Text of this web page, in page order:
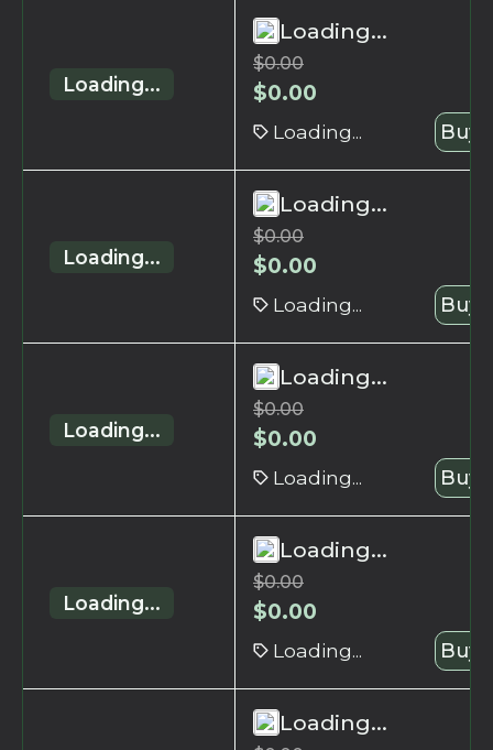
Loading...
Loading...
$0.00
$0.00
Loading... Buy
Loading...
Loading...
$0.00
$0.00
Loading... Buy
Loading...
Loading...
$0.00
$0.00
Loading... Buy
Loading...
Loading...
$0.00
$0.00
Loading... Buy
Loading...